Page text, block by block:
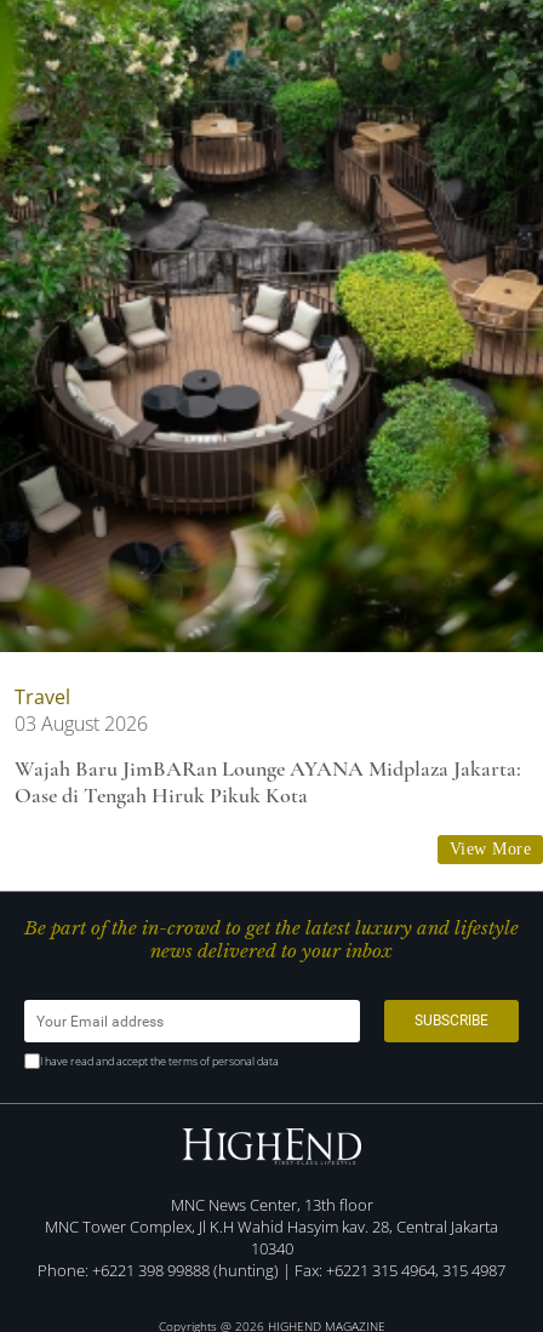
Travel
03 August 2026
Wajah Baru JimBARan Lounge AYANA Midplaza Jakarta:
Oase di Tengah Hiruk Pikuk Kota
View More
Be part of the in-crowd to get the latest luxury and lifestyle
news delivered to your inbox
I have read and accept the terms of personal data
MNC News Center, 13th floor
MNC Tower Complex, Jl K.H Wahid Hasyim kav. 28, Central Jakarta
10340
Phone: +6221 398 99888 (hunting) | Fax: +6221 315 4964, 315 4987
Copyrights @ 2026 HIGHEND MAGAZINE